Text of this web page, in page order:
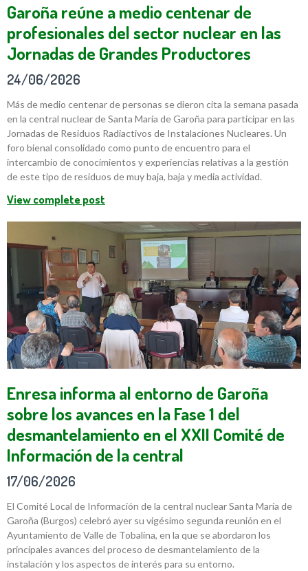
Garoña reúne a medio centenar de
profesionales del sector nuclear en las
Jornadas de Grandes Productores
24/06/2026
Más de medio centenar de personas se dieron cita la semana pasada
en la central nuclear de Santa María de Garoña para participar en las
Jornadas de Residuos Radiactivos de Instalaciones Nucleares. Un
foro bienal consolidado como punto de encuentro para el
intercambio de conocimientos y experiencias relativas a la gestión
de este tipo de residuos de muy baja, baja y media actividad.
View complete post
Enresa informa al entorno de Garoña
sobre los avances en la Fase 1 del
desmantelamiento en el XXII Comité de
Información de la central
17/06/2026
El Comité Local de Información de la central nuclear Santa María de
Garoña (Burgos) celebró ayer su vigésimo segunda reunión en el
Ayuntamiento de Valle de Tobalina, en la que se abordaron los
principales avances del proceso de desmantelamiento de la
instalación y los aspectos de interés para su entorno.